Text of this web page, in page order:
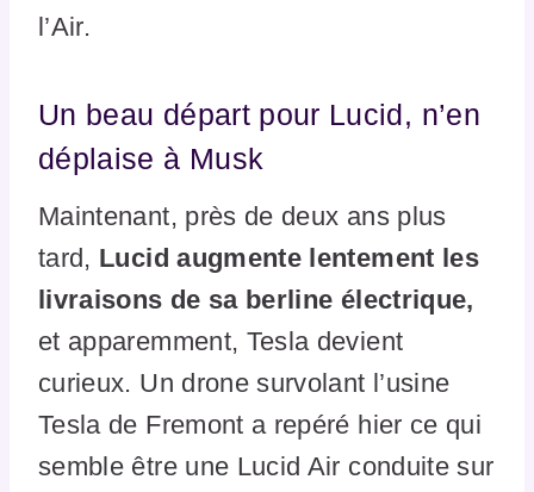
l’Air.
Un beau départ pour Lucid, n’en
déplaise à Musk
Maintenant, près de deux ans plus
tard, Lucid augmente lentement les
livraisons de sa berline électrique,
et apparemment, Tesla devient
curieux. Un drone survolant l’usine
Tesla de Fremont a repéré hier ce qui
semble être une Lucid Air conduite sur